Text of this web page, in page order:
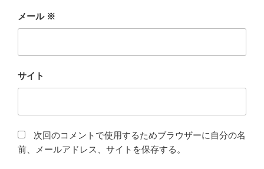
メール ※
サイト
次回のコメントで使用するためブラウザーに自分の名
前、メールアドレス、サイトを保存する。